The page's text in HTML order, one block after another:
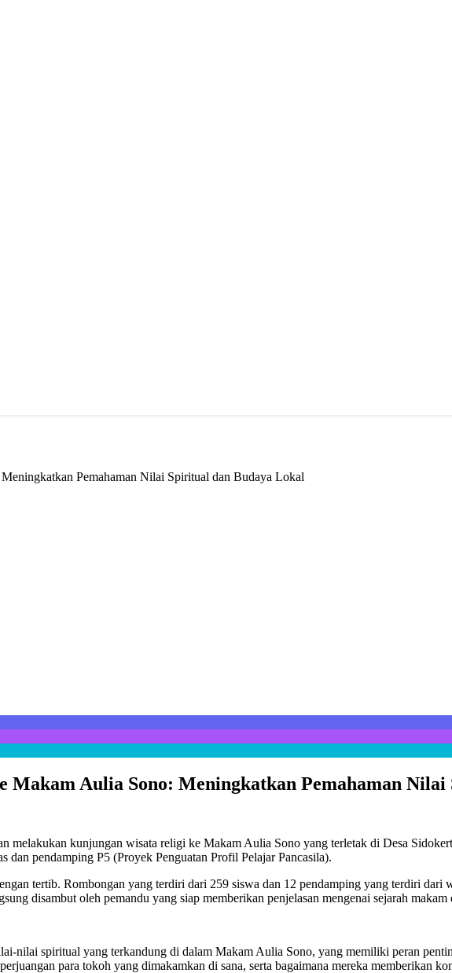
Pemahaman Nilai Spiritual dan Budaya Lokal
Aulia Sono: Meningkatkan Pemahaman
melakukan kunjungan wisata religi ke Makam Aulia Sono yang terletak di Desa
pendamping P5 (Proyek Penguatan Profil Pelajar Pancasila).
tertib. Rombongan yang terdiri dari 259 siswa dan 12 pendamping yang terdiri dari
disambut oleh pemandu yang siap memberikan penjelasan mengenai sejarah
nilai spiritual yang terkandung di dalam Makam Aulia Sono, yang memiliki peran
para tokoh yang dimakamkan di sana, serta bagaimana mereka memberikan